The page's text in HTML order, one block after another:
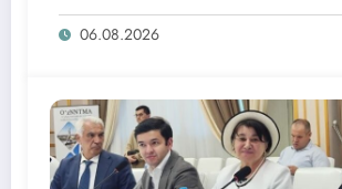
06.08.2026